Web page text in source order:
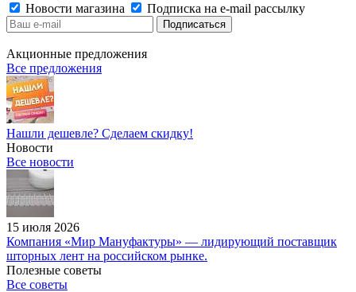
Новости магазина
Подписка на e-mail рассылку
Акционные предложения
Все предложения
Нашли дешевле? Сделаем скидку!
Новости
Все новости
15 июля 2026
Компания «Мир Мануфактуры» — лидирующий поставщик
шторных лент на российском рынке.
Полезные советы
Все советы